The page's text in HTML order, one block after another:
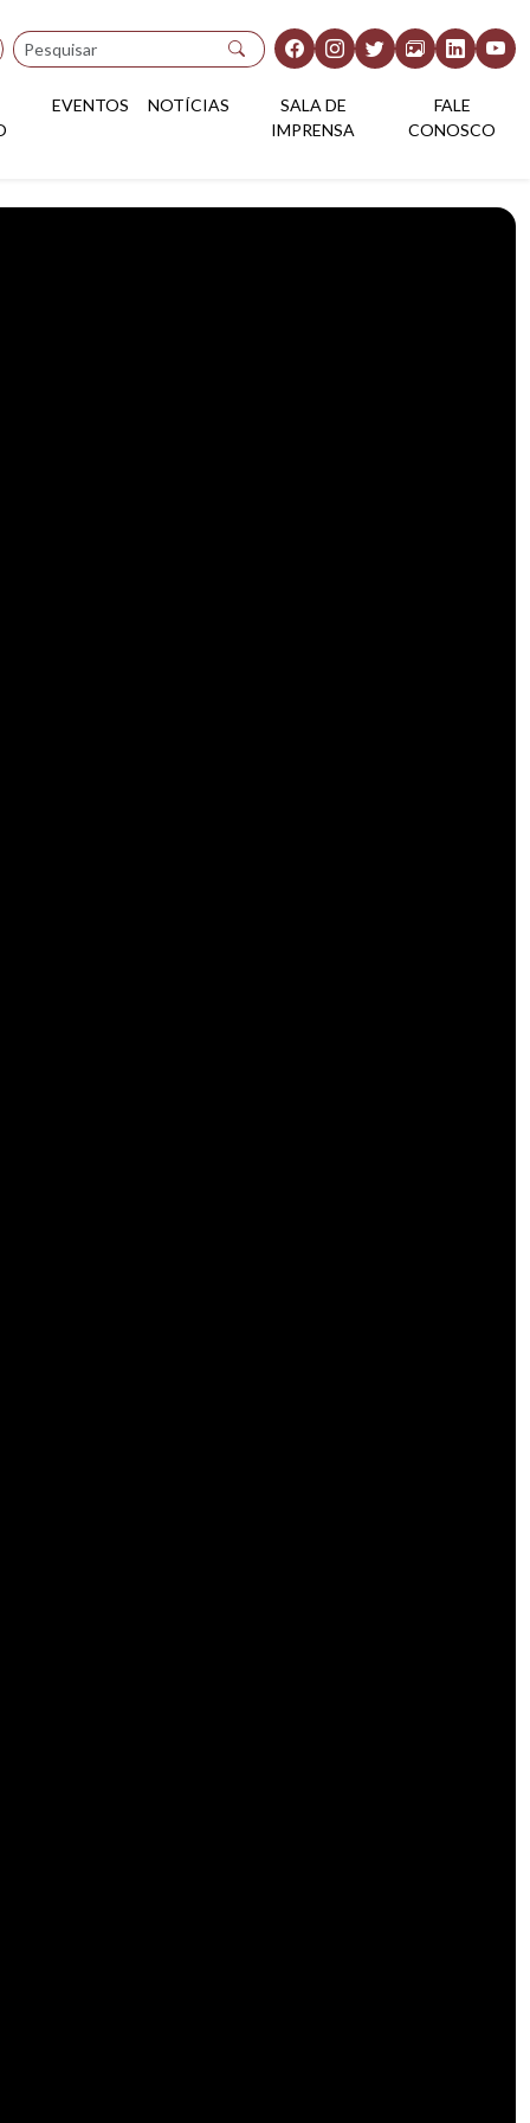
Pesquisar
EVENTOS NOTÍCIAS
SALA DE
IMPRENSA
FALE
CONOSCO